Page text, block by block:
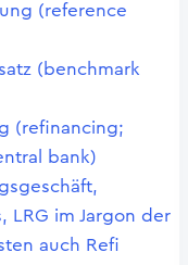
(reference
(benchmark
(refinancing;
bank)
LRG im Jargon der
auch Refi